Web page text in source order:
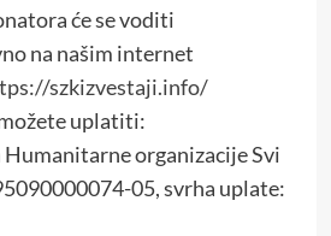
će se voditi
na našim internet
szkizvestaji.info/
uplatiti:
Humanitarne organizacije Svi
05, svrha uplate: